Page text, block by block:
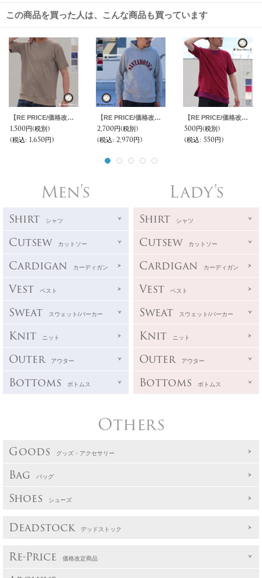
この商品を買った人は、こんな商品も買っています
【RE PRICE/価格改定】度詰ワッフル アシンメトリークルーネック半袖スウェット【MADE IN JAPAN】『日本製』/ Upscape Audience
1,500円(税別)
(税込: 1,650円)
【RE PRICE/価格改定】コーマ裏毛プリントプルオーバー長袖パーカー【MADE IN JAPAN】『日本製』/ Upscape Audience
2,700円(税別)
(税込: 2,970円)
【RE PRICE/価格改定】コットンパイル ガゼットスウェットオーバーサイズ サイドスリット S/S Tee【MADE IN JAPAN】『日本製』/ Upscape Audience
500円(税別)
(税込: 550円)
Men's
Shirt シャツ
Cutsew カットソー
Cardigan カーディガン
Vest ベスト
Sweat スウェット/パーカー
Knit ニット
Outer アウター
Bottoms ボトムス
Lady's
Shirt シャツ
Cutsew カットソー
Cardigan カーディガン
Vest ベスト
Sweat スウェット/パーカー
Knit ニット
Outer アウター
Bottoms ボトムス
Others
Goods グッズ・アクセサリー
Bag バッグ
Shoes シューズ
Deadstock デッドストック
Re-Price 価格改定商品